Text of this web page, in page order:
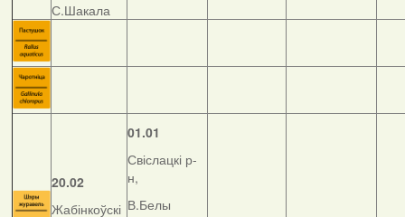
С.Шакала
20.02
Жабінкоўскі
01.01
Свіслацкі р-
н,
В.Белы